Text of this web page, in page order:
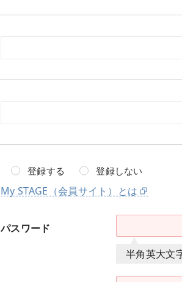
登録する 登録しない
My STAGE（会員サイト）とは
パスワード
半角英大文